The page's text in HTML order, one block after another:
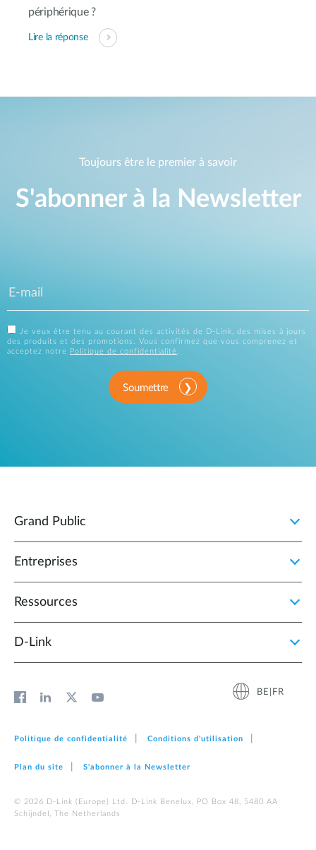
périphérique ?
Lire la réponse
Toujours être le premier à savoir
S'abonner à la Newsletter
Je veux être tenu au courant des activités de D-Link, des mises à jours
des produits et des promotions. Vous confirmez que vous comprenez et
acceptez notre
Politique de confidentialité.
Soumettre
Grand Public
Entreprises
Ressources
D‑Link
BE|FR
Politique de confidentialité Conditions d'utilisation
Plan du site S'abonner à la Newsletter
© 2026 D‑Link (Europe) Ltd. D-Link Benelux, PO Box 48, 5480 AA
Schijndel, The Netherlands